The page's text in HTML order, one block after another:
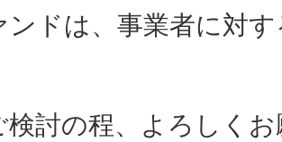
ンドは、事業者に対
検討の程、よろしく